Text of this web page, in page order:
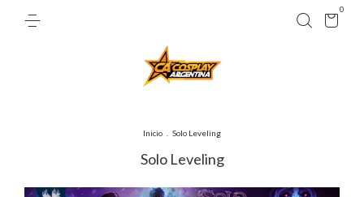
0
Inicio Solo Leveling
Solo Leveling